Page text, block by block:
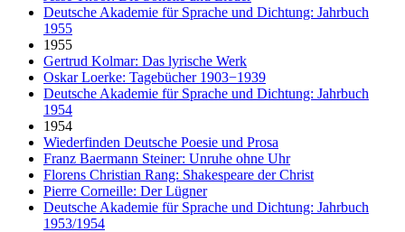
Deutsche Akademie für Sprache und Dichtung: Jahrbuch
1955
1955
Gertrud Kolmar: Das lyrische Werk
Oskar Loerke: Tagebücher 1903−1939
Deutsche Akademie für Sprache und Dichtung: Jahrbuch
1954
1954
Wiederfinden Deutsche Poesie und Prosa
Franz Baermann Steiner: Unruhe ohne Uhr
Florens Christian Rang: Shakespeare der Christ
Pierre Corneille: Der Lügner
Deutsche Akademie für Sprache und Dichtung: Jahrbuch
1953/1954